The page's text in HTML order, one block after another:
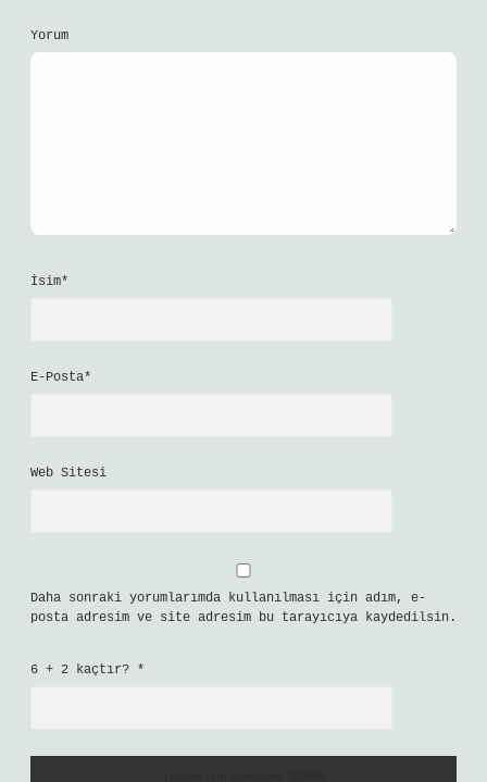
Yorum
İsim*
E-Posta*
Web Sitesi
Daha sonraki yorumlarımda kullanılması için adım, e-
posta adresim ve site adresim bu tarayıcıya kaydedilsin.
6 + 2 kaçtır? *